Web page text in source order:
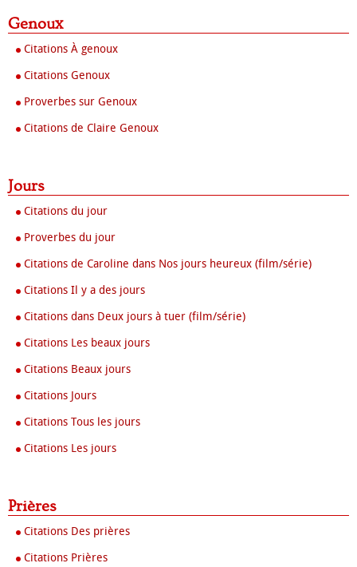
Genoux
Citations À genoux
Citations Genoux
Proverbes sur Genoux
Citations de Claire Genoux
Jours
Citations du jour
Proverbes du jour
Citations de Caroline dans Nos jours heureux (film/série)
Citations Il y a des jours
Citations dans Deux jours à tuer (film/série)
Citations Les beaux jours
Citations Beaux jours
Citations Jours
Citations Tous les jours
Citations Les jours
Prières
Citations Des prières
Citations Prières